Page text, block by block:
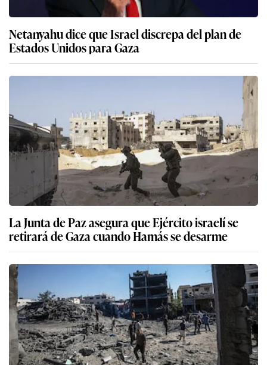
Netanyahu dice que Israel discrepa del plan de
Estados Unidos para Gaza
La Junta de Paz asegura que Ejército israelí se
retirará de Gaza cuando Hamás se desarme